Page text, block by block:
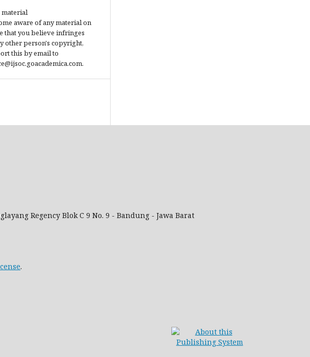
aware of any material on
that you believe infringes
other person's copyright,
this by email to
Regency Blok C 9 No. 9 - Bandung - Jawa Barat
.